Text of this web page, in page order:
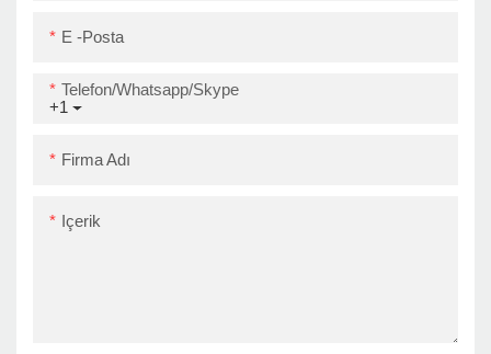
E -posta
+1
Telefon/Whatsapp/Skype
Firma Adı
Içerik